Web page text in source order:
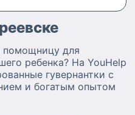
помощницу для
ребенка? На YouHelp
гувернантки с
и богатым опытом